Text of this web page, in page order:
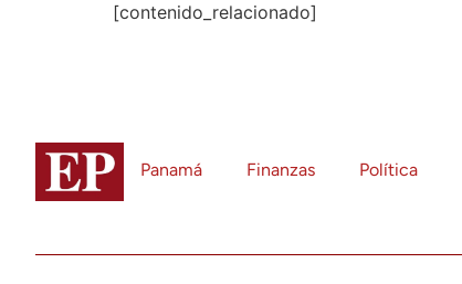
[contenido_relacionado]
Panamá Finanzas Política